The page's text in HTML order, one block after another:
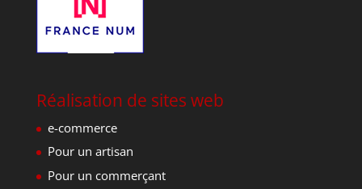
Réalisation de sites web
e-commerce
Pour un artisan
Pour un commerçant